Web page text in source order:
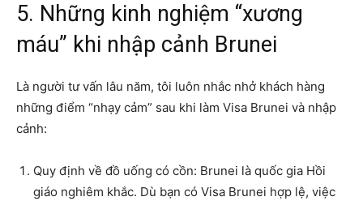
5. Những kinh nghiệm “xương
máu” khi nhập cảnh Brunei
Là người tư vấn lâu năm, tôi luôn nhắc nhở khách hàng
những điểm “nhạy cảm” sau khi làm Visa Brunei và nhập
cảnh:
Quy định về đồ uống có cồn: Brunei là quốc gia Hồi
giáo nghiêm khắc. Dù bạn có Visa Brunei hợp lệ, việc